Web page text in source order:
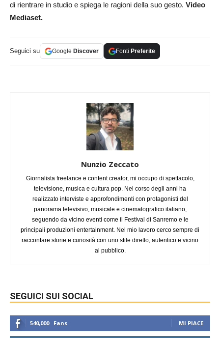
di rientrare in studio e spiega le ragioni della suo gesto. Video
Mediaset.
Seguici su Google Discover Fonti Preferite
Nunzio Zeccato
Giornalista freelance e content creator, mi occupo di spettacolo,
televisione, musica e cultura pop. Nel corso degli anni ha
realizzato interviste e approfondimenti con protagonisti del
panorama televisivo, musicale e cinematografico italiano,
seguendo da vicino eventi come il Festival di Sanremo e le
principali produzioni entertainment. Nel mio lavoro cerco sempre di
raccontare storie e curiosità con uno stile diretto, autentico e vicino
al pubblico.
SEGUICI SUI SOCIAL
540,000 Fans MI PIACE